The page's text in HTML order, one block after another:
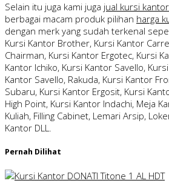
Selain itu juga kami juga jual kursi
berbagai macam produk pilihan harga
dengan merk yang sudah terkenal
Kursi Kantor Brother, Kursi Kantor
Chairman, Kursi Kantor Ergotec, Kursi
Kantor Ichiko, Kursi Kantor Savello,
Kantor Savello, Rakuda, Kursi Kantor
Subaru, Kursi Kantor Ergosit, Kursi
High Point, Kursi Kantor Indachi, Meja
Kuliah, Filling Cabinet, Lemari Arsip,
Kantor DLL.
Pernah Dilihat